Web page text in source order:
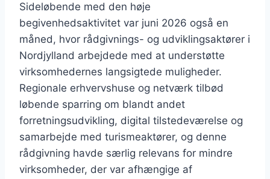
Sideløbende med den høje
begivenhedsaktivitet var juni 2026 også en
måned, hvor rådgivnings- og udviklingsaktører i
Nordjylland arbejdede med at understøtte
virksomhedernes langsigtede muligheder.
Regionale erhvervshuse og netværk tilbød
løbende sparring om blandt andet
forretningsudvikling, digital tilstedeværelse og
samarbejde med turismeaktører, og denne
rådgivning havde særlig relevans for mindre
virksomheder, der var afhængige af